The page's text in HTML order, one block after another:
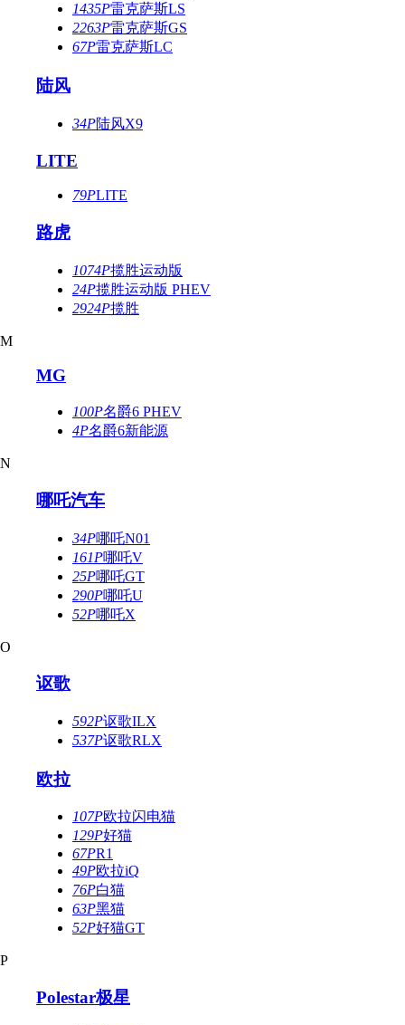
1435P雷克萨斯LS
2263P雷克萨斯GS
67P雷克萨斯LC
陆风
34P陆风X9
LITE
79PLITE
路虎
1074P揽胜运动版
24P揽胜运动版 PHEV
2924P揽胜
M
MG
100P名爵6 PHEV
4P名爵6新能源
N
哪吒汽车
34P哪吒N01
161P哪吒V
25P哪吒GT
290P哪吒U
52P哪吒X
O
讴歌
592P讴歌ILX
537P讴歌RLX
欧拉
107P欧拉闪电猫
129P好猫
67PR1
49P欧拉iQ
76P白猫
63P黑猫
52P好猫GT
P
Polestar极星